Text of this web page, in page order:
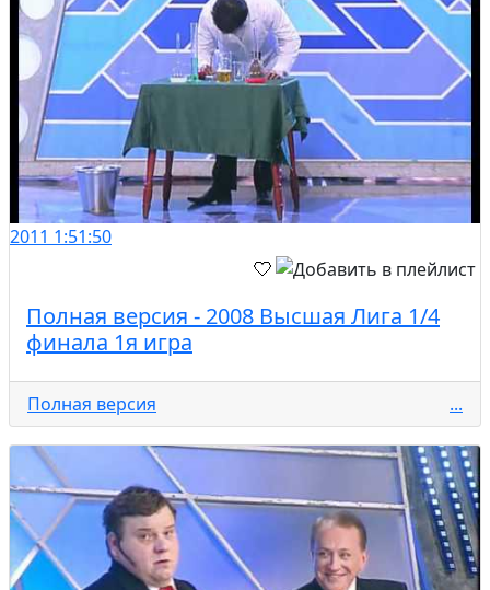
2011 1:51:50
Полная версия - 2008 Высшая Лига 1/4
финала 1я игра
Полная версия ...